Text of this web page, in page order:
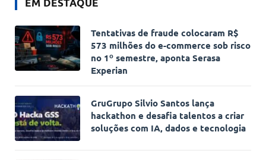
EM DESTAQUE
Tentativas de fraude colocaram R$
573 milhões do e-commerce sob risco
no 1º semestre, aponta Serasa
Experian
GruGrupo Silvio Santos lança
hackathon e desafia talentos a criar
soluções com IA, dados e tecnologia